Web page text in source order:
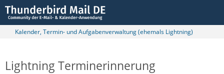
Kalender, Termin- und Aufgabenverwaltung (ehemals Lightning)
Lightning Terminerinnerung